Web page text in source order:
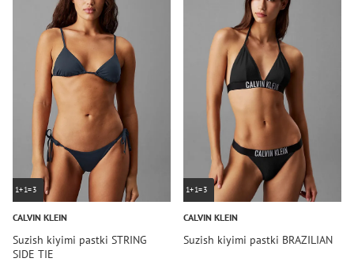
1+1=3
CALVIN KLEIN
Suzish kiyimi pastki STRING
SIDE TIE
1+1=3
CALVIN KLEIN
Suzish kiyimi pastki BRAZILIAN